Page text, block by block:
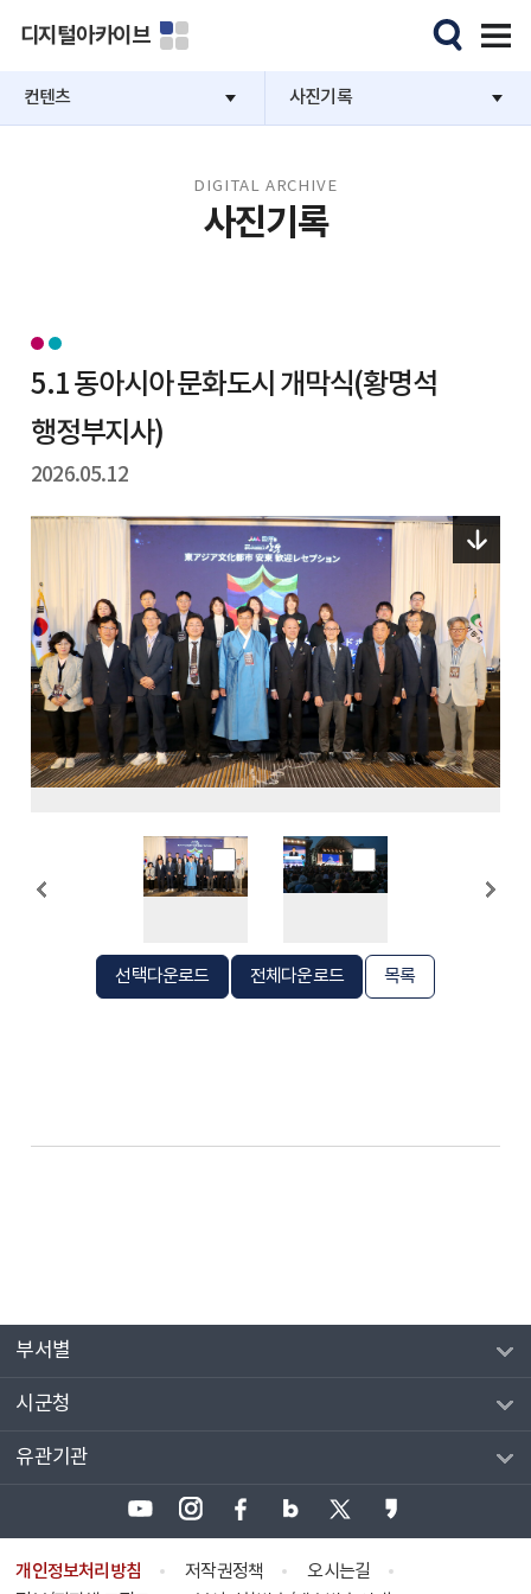
디지털아카이브
컨텐츠 사진기록
DIGITAL ARCHIVE
사진기록
5.1 동아시아 문화도시 개막식(황명석
행정부지사)
2026.05.12
선택다운로드 전체다운로드 목록
부서별
시군청
유관기관
개인정보처리방침 저작권정책
오시는길